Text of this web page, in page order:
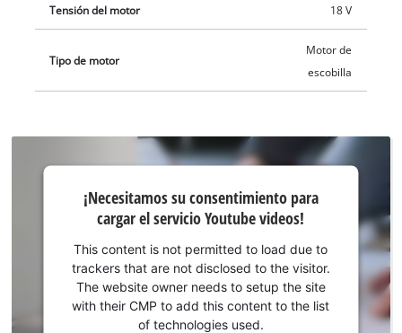
madera, plástico y metal blando (HSS). El envío se realiza sin
batería ni cargador, estos son adquiribles por separado.
Tensión del motor 18 V
Tipo de motor
Motor de
escobilla
consentimiento
para cargar el
servicio
Youtube!
This
¡Necesitamos su consentimiento para
cargar el servicio Youtube videos!
This content is not permitted to load due to
trackers that are not disclosed to the visitor.
The website owner needs to setup the site
with their CMP to add this content to the list
of technologies used.